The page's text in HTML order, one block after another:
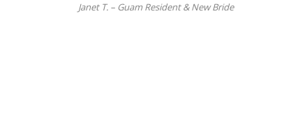
Janet T. – Guam Resident & New Bride